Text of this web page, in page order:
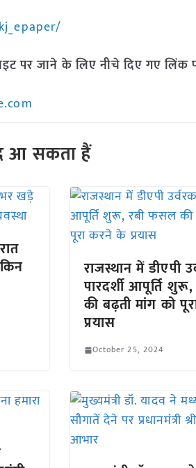
पर जाने के लिए नीचे दिए गए लिंक
आ सकता हैं
राजस्थान में डीएपी
पारदर्शी आपूर्ति
की बढ़ती मांग को
प्रयास
October 25, 2024